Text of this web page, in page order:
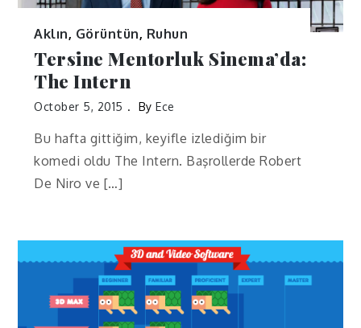
Aklın, Görüntün, Ruhun
Tersine Mentorluk Sinema’da:
The Intern
October 5, 2015 By Ece
Bu hafta gittiğim, keyifle izlediğim bir
komedi oldu The Intern. Başrollerde Robert
De Niro ve […]